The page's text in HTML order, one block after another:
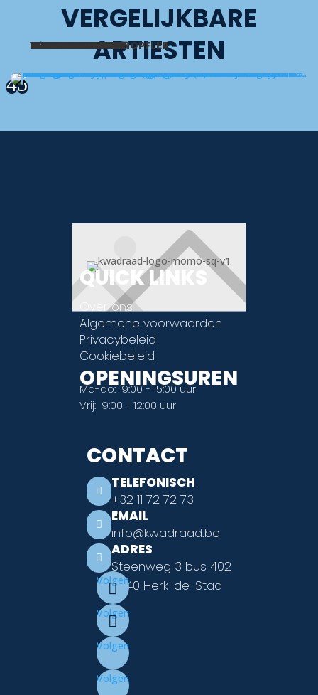
VERGELIJKBARE
ARTIESTEN
BRUCIFIED
VONKEN EN VUUR
STING TRIBUTE 2.5
U2TWO TRIBUTE
K-POP UNIVERSE
JUST LIKE ELTON
TREASURE
ROBBIE WILLIAMS
COOKING WITH KNOPFLER
EL BANDIDO TURA
45
QUICK LINKS
Over ons
Algemene voorwaarden
Privacybeleid
Cookiebeleid
OPENINGSUREN
Ma-do: 9:00 - 15:00 uur
Vrij: 9:00 - 12:00 uur
CONTACT

TELEFONISCH
+32 11 72 72 73

EMAIL
info@kwadraad.be

ADRES
Steenweg 3 bus 402
3540 Herk-de-Stad
Volgen
Volgen
Volgen
Volgen